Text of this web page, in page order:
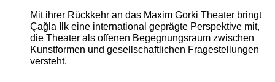
Mit ihrer Rückkehr an das Maxim Gorki Theater bringt
Çağla Ilk eine international geprägte Perspektive mit,
die Theater als offenen Begegnungsraum zwischen
Kunstformen und gesellschaftlichen Fragestellungen
versteht.